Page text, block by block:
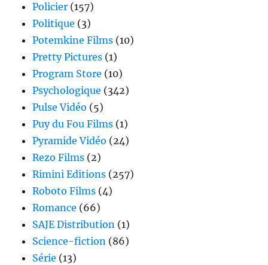
Policier (157)
Politique (3)
Potemkine Films (10)
Pretty Pictures (1)
Program Store (10)
Psychologique (342)
Pulse Vidéo (5)
Puy du Fou Films (1)
Pyramide Vidéo (24)
Rezo Films (2)
Rimini Editions (257)
Roboto Films (4)
Romance (66)
SAJE Distribution (1)
Science-fiction (86)
Série (13)